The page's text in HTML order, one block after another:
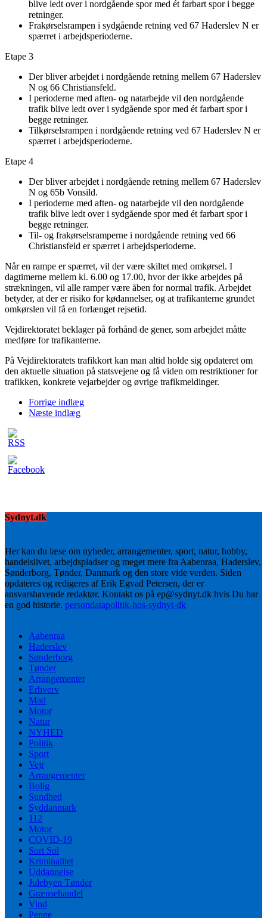
blive ledt over i nordgående spor med ét farbart spor i begge
retninger.
Frakørselsrampen i sydgående retning ved 67 Haderslev N er
spærret i arbejdsperioderne.
Etape 3
Der bliver arbejdet i nordgående retning mellem 67 Haderslev
N og 66 Christiansfeld.
I perioderne med aften- og natarbejde vil den nordgående
trafik blive ledt over i sydgående spor med ét farbart spor i
begge retninger.
Tilkørselsrampen i nordgående retning ved 67 Haderslev N er
spærret i arbejdsperioderne.
Etape 4
Der bliver arbejdet i nordgående retning mellem 67 Haderslev
N og 65b Vonsild.
I perioderne med aften- og natarbejde vil den nordgående
trafik blive ledt over i sydgående spor med ét farbart spor i
begge retninger.
Til- og frakørselsramperne i nordgående retning ved 66
Christiansfeld er spærret i arbejdsperioderne.
Når en rampe er spærret, vil der være skiltet med omkørsel. I
dagtimerne mellem kl. 6.00 og 17.00, hvor der ikke arbejdes på
strækningen, vil alle ramper være åben for normal trafik. Arbejdet
betyder, at der er risiko for kødannelser, og at trafikanterne grundet
omkørslen vil få en forlænget rejsetid.
Vejdirektoratet beklager på forhånd de gener, som arbejdet måtte
medføre for trafikanterne.
På Vejdirektoratets trafikkort kan man altid holde sig opdateret om
den aktuelle situation på statsvejene og få viden om restriktioner for
trafikken, konkrete vejarbejder og øvrige trafikmeldinger.
Forrige indlæg
Næste indlæg
Sydnyt.dk
Her kan du læse om nyheder, arrangementer, sport, natur, hobby,
handelslivet, arbejdspladser og meget mere fra Aabenraa, Haderslev,
Sønderborg, Tønder, Danmark og den store vide verden. Siden
opdateres og redigeres af Erik Egvad Petersen, der er
ansvarshavende redaktør. Kontakt os på ep@sydnyt.dk hvis Du har
en god historie. persondatapolitik-hos-sydnyt-dk
Aabenraa
Haderslev
Sønderborg
Tønder
Arrangementer
Erhverv
Mad
Motor
Natur
NYHED
Politik
Sport
Vejr
Arrangementer
Bolig
Sundhed
Syddanmark
112
Motor
COVID-19
Sort Sol
Kriminalitet
Uddannelse
Julebyen Tønder
Grænsehandel
Vind
Penge